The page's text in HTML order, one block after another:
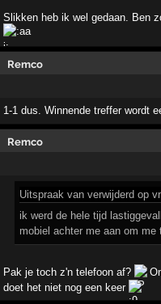
Slikken heb ik wel gedaan. Ben
Remco
1-1 dus. Winnende treffer wordt
Remco
Uitspraak van verwijderd op
ik werd de hele tijd
mobiel achter me aan om me
Pak je toch z'n telefoon af?
doet het niet nog een keer